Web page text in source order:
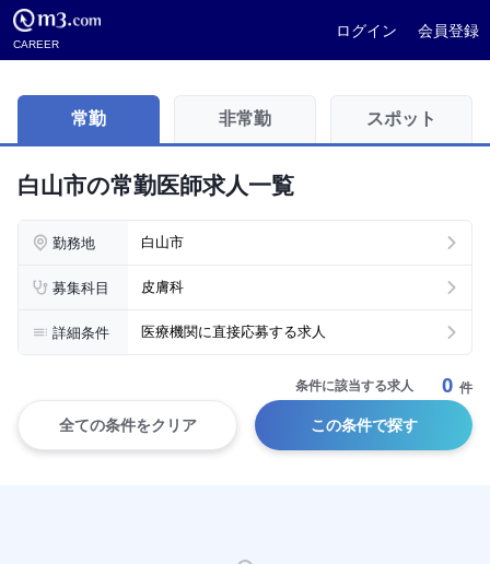
CAREER
ログイン 会員登録
常勤 非常勤 スポット
白山市の常勤医師求人一覧
勤務地 白山市
募集科目 皮膚科
詳細条件 医療機関に直接応募する求人
条件に該当する求人 0 件
全ての条件をクリア この条件で探す